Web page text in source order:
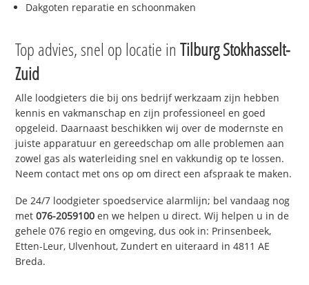
Dakgoten reparatie en schoonmaken
Top advies, snel op locatie inTilburg Stokhasselt-
Zuid
Alle loodgieters die bij ons bedrijf werkzaam zijn hebben
kennis en vakmanschap en zijn professioneel en goed
opgeleid. Daarnaast beschikken wij over de modernste en
juiste apparatuur en gereedschap om alle problemen aan
zowel gas als waterleiding snel en vakkundig op te lossen.
Neem contact met ons op om direct een afspraak te maken.
De 24/7 loodgieter spoedservice alarmlijn; bel vandaag nog
met076-2059100 en we helpen u direct. Wij helpen u in de
gehele 076 regio en omgeving, dus ook in: Prinsenbeek,
Etten-Leur, Ulvenhout, Zundert en uiteraard in 4811 AE
Breda.